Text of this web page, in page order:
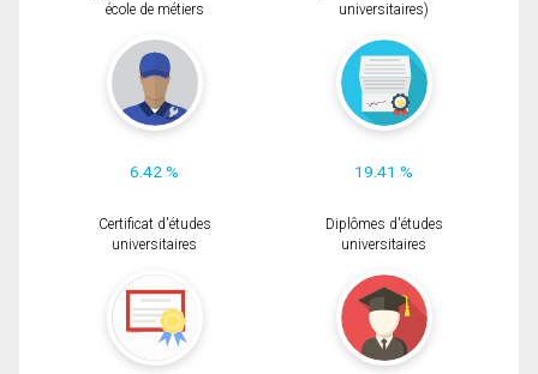
école de métiers
6.42 %
universitaires)
19.41 %
Certificat d'études
universitaires
Diplômes d'études
universitaires